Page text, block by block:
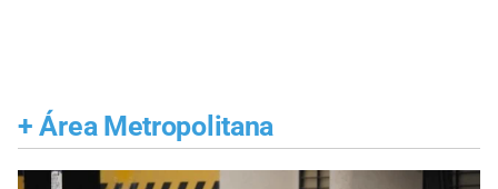
+ Área Metropolitana